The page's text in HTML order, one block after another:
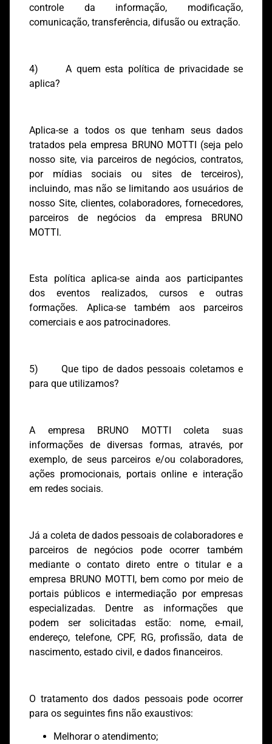
controle da informação, modificação,
comunicação, transferência, difusão ou extração.
4) A quem esta política de privacidade se
aplica?
Aplica-se a todos os que tenham seus dados
tratados pela empresa BRUNO MOTTI (seja pelo
nosso site, via parceiros de negócios, contratos,
por mídias sociais ou sites de terceiros),
incluindo, mas não se limitando aos usuários de
nosso Site, clientes, colaboradores, fornecedores,
parceiros de negócios da empresa BRUNO
MOTTI.
Esta política aplica-se ainda aos participantes
dos eventos realizados, cursos e outras
formações. Aplica-se também aos parceiros
comerciais e aos patrocinadores.
5) Que tipo de dados pessoais coletamos e
para que utilizamos?
A empresa BRUNO MOTTI coleta suas
informações de diversas formas, através, por
exemplo, de seus parceiros e/ou colaboradores,
ações promocionais, portais online e interação
em redes sociais.
Já a coleta de dados pessoais de colaboradores e
parceiros de negócios pode ocorrer também
mediante o contato direto entre o titular e a
empresa BRUNO MOTTI, bem como por meio de
portais públicos e intermediação por empresas
especializadas. Dentre as informações que
podem ser solicitadas estão: nome, e-mail,
endereço, telefone, CPF, RG, profissão, data de
nascimento, estado civil, e dados financeiros.
O tratamento dos dados pessoais pode ocorrer
para os seguintes fins não exaustivos:
Melhorar o atendimento;